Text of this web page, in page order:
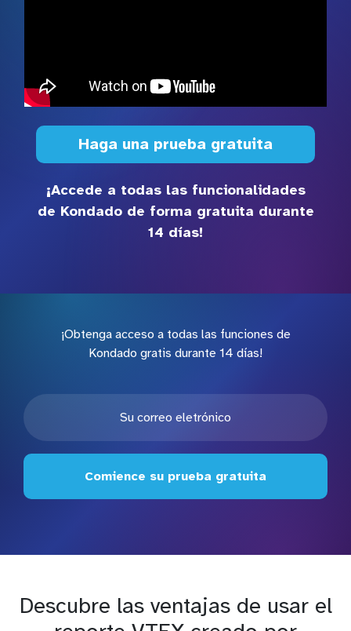
Haga una prueba gratuita
¡Accede a todas las funcionalidades
de Kondado de forma gratuita durante
14 días!
¡Obtenga acceso a todas las funciones de
Kondado gratis durante 14 días!
Comience su prueba gratuita
Descubre las ventajas de usar el